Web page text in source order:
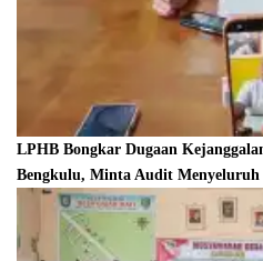
LPHB Bongkar Dugaan
Bengkulu, Minta Audit Menyeluruh